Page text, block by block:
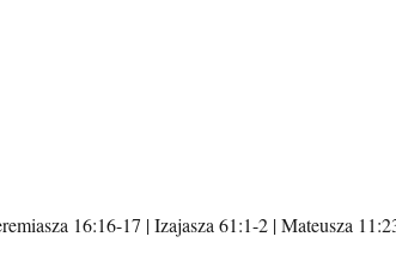
16:16-17 | Izajasza 61:1-2 | Mateusza